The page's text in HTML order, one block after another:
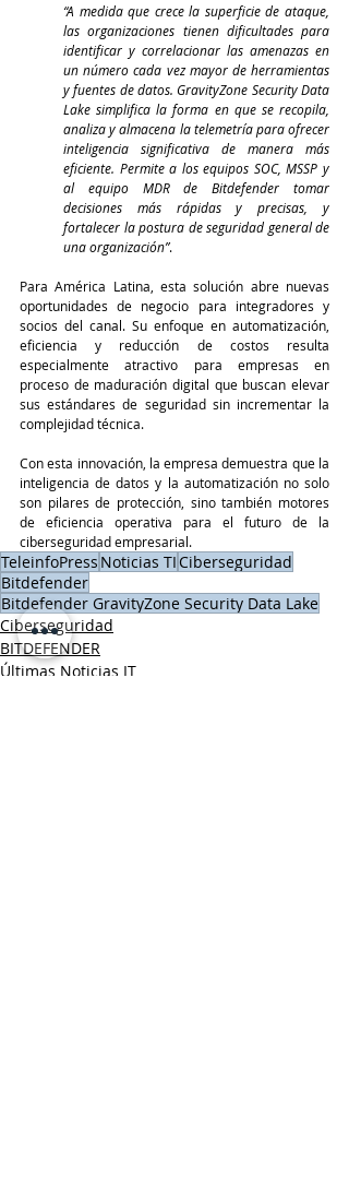
“A medida que crece la superficie de ataque,
las organizaciones tienen dificultades para
identificar y correlacionar las amenazas en
un número cada vez mayor de herramientas
y fuentes de datos. GravityZone Security Data
Lake simplifica la forma en que se recopila,
analiza y almacena la telemetría para ofrecer
inteligencia significativa de manera más
eficiente. Permite a los equipos SOC, MSSP y
al equipo MDR de Bitdefender tomar
decisiones más rápidas y precisas, y
fortalecer la postura de seguridad general de
una organización”.
Para América Latina, esta solución abre nuevas
oportunidades de negocio para integradores y
socios del canal. Su enfoque en automatización,
eficiencia y reducción de costos resulta
especialmente atractivo para empresas en
proceso de maduración digital que buscan elevar
sus estándares de seguridad sin incrementar la
complejidad técnica.
Con esta innovación, la empresa demuestra que la
inteligencia de datos y la automatización no solo
son pilares de protección, sino también motores
de eficiencia operativa para el futuro de la
ciberseguridad empresarial.
TeleinfoPress Noticias TICiberseguridad
Bitdefender
Bitdefender GravityZone Security Data Lake
Ciberseguridad
BITDEFENDER
Últimas Noticias IT